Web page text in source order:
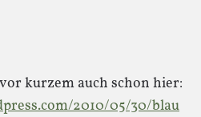
kurzem auch schon hier:
2010/05/30/blau